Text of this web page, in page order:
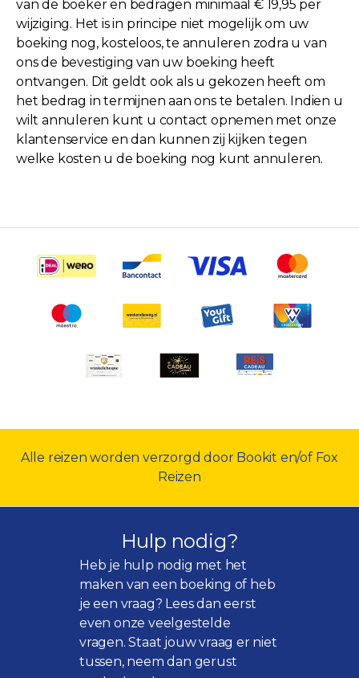
van de boeker en bedragen minimaal € 19,95 per
wijziging. Het is in principe niet mogelijk om uw
boeking nog, kosteloos, te annuleren zodra u van
ons de bevestiging van uw boeking heeft
ontvangen. Dit geldt ook als u gekozen heeft om
het bedrag in termijnen aan ons te betalen. Indien u
wilt annuleren kunt u contact opnemen met onze
klantenservice en dan kunnen zij kijken tegen
welke kosten u de boeking nog kunt annuleren.
Alle reizen worden verzorgd door Bookit en/of Fox
Reizen
Hulp nodig?
Heb je hulp nodig met het
maken van een boeking of heb
je een vraag? Lees dan eerst
even onzeveelgestelde
vragen. Staat jouw vraag er niet
tussen, neem dan gerust